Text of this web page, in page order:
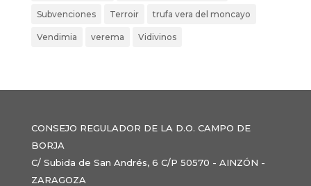
Subvenciones Terroir trufa vera del moncayo
Vendimia verema Vidivinos
CONSEJO REGULADOR DE LA D.O. CAMPO DE
BORJA
C/ Subida de San Andrés, 6 C/P 50570 - AINZÓN -
ZARAGOZA